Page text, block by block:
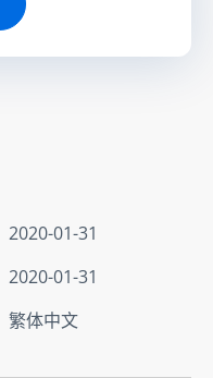
2020-01-31
2020-01-31
繁体中文